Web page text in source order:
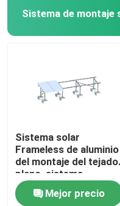
Sistema solar
Frameless de aluminio
del montaje del tejado
plano, sistema
comercial del montaje
del lastreMejor precio